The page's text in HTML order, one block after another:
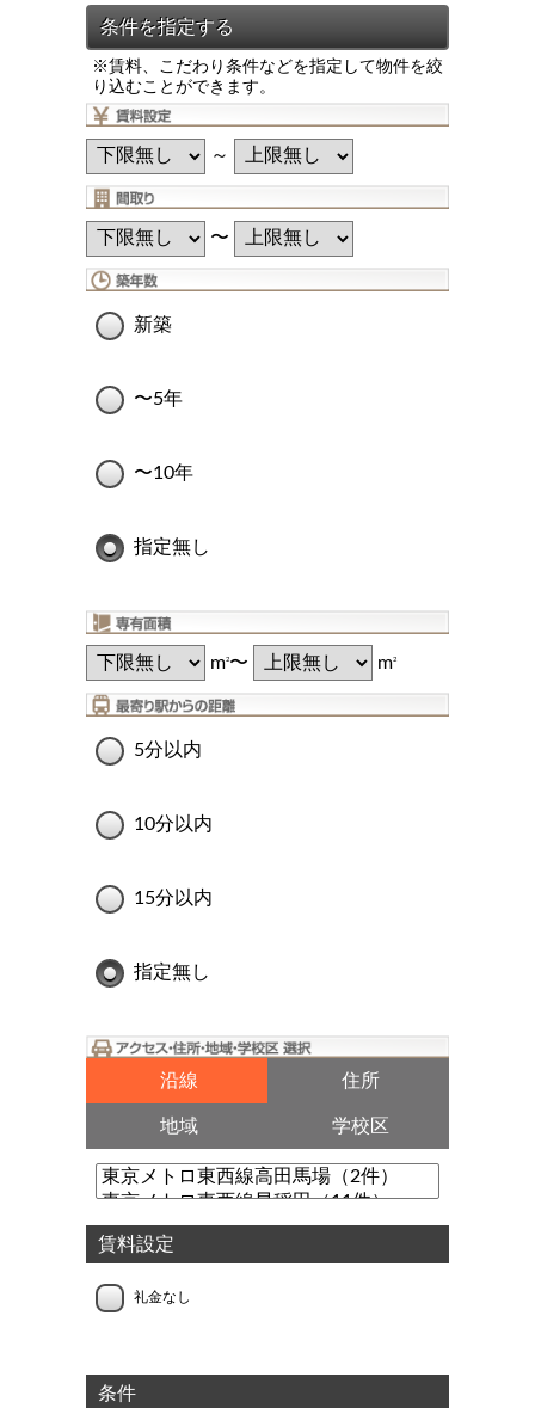
※賃料、こだわり条件などを指定して物件を絞
り込むことができます。
～
〜
新築
〜5年
〜10年
指定無し
m2〜 m2
5分以内
10分以内
15分以内
指定無し
沿線 住所
地域 学校区
賃料設定
礼金なし
条件